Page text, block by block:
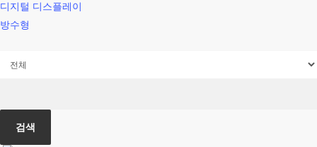
디지털 디스플레이
방수형
검색